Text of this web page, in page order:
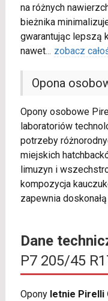
na różnych
bieżnika
gwarantując lepszą
nawet... zobacz
Opona
Opony osobowe
laboratoriów
potrzeby
miejskich
limuzyn i
kompozycja
zapewnia
Dane
P7 205/45
Opony letnie Pirelli